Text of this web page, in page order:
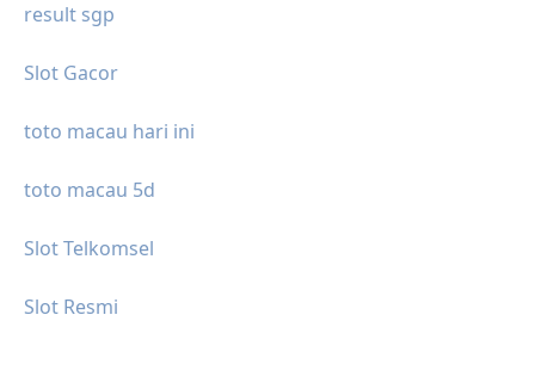
result sgp
Slot Gacor
toto macau hari ini
toto macau 5d
Slot Telkomsel
Slot Resmi